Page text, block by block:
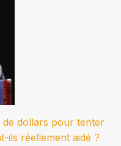
de dollars pour tenter
ils réellement aidé ?